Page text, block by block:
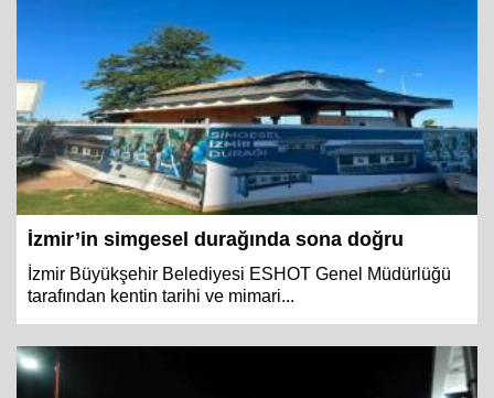
İzmir’in simgesel durağında sona doğru
İzmir Büyükşehir Belediyesi ESHOT Genel Müdürlüğü
tarafından kentin tarihi ve mimari...